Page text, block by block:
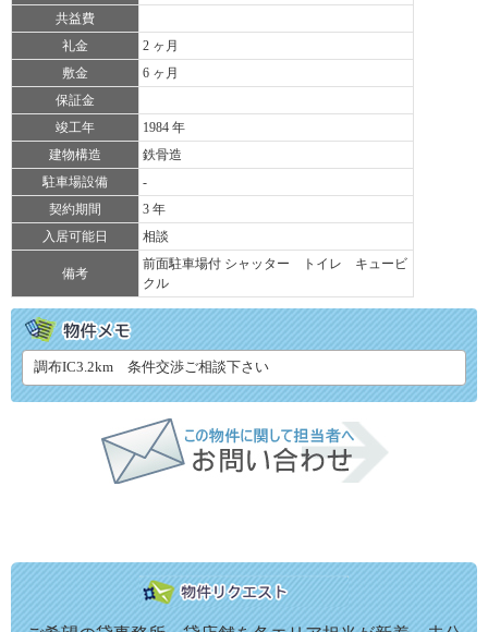
共益費
礼金
2 ヶ月
敷金
6 ヶ月
保証金
竣工年
1984 年
建物構造
鉄骨造
駐車場設備
-
契約期間
3 年
入居可能日
相談
備考
前面駐車場付 シャッター トイレ キュービ
クル
調布IC3.2km 条件交渉ご相談下さい